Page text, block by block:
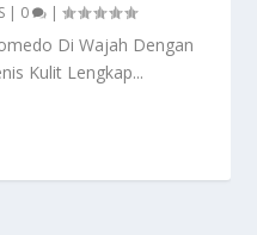
| 0 |
Di Wajah Dengan
Kulit Lengkap...